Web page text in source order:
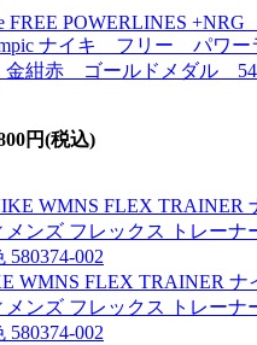
FREE POWERLINES +NRG
ナイキ フリー パワー
紺赤 ゴールドメダル
円(税込)
WMNS FLEX TRAINER ナ
メンズ フレックス トレーナ
580374-002